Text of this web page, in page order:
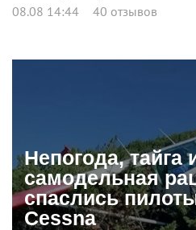
08.08 14:44 40 отзывов
Непогода, тайга
самодельная
спаслись
Cessna